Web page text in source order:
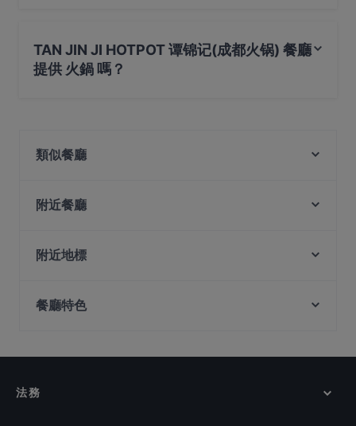
TAN JIN JI HOTPOT 谭锦记(成都火锅) 餐廳
提供 火鍋 嗎？
類似餐廳
Opus Bar and Grill (voco Orchard Singapore)
One-Ninety Bar
One-Ninety Restaurant
附近餐廳
Kappou Miyako Japanese Home Dining
8 Korean BBQ | Korean Bbq Orchard | Shaw Centre
附近地標
The Central, 新加坡
餐廳特色
在 新加坡 的 休閒餐廳
法務